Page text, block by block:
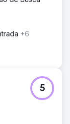
+6
5